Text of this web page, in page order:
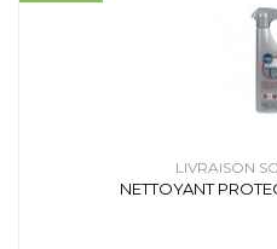
LIVRAISON
NETTOYANT